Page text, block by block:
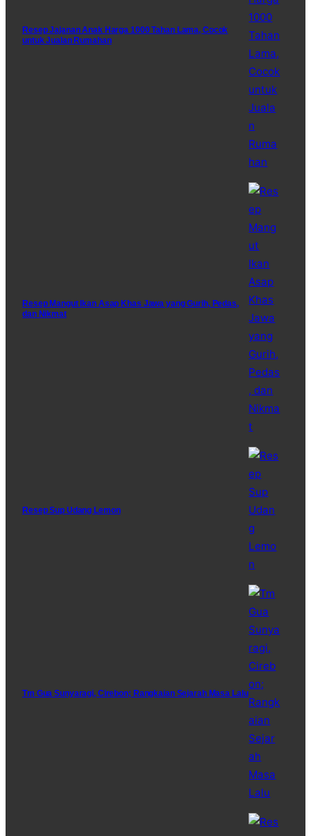
Resep Jajanan Anak Harga 1000 Tahan Lama, Cocok
untuk Jualan Rumahan
Resep Mangut Ikan Asap Khas Jawa yang Gurih, Pedas,
dan Nikmat
Resep Sup Udang Lemon
Tm Gua Sunyaragi, Cirebon; Rangkaian Sejarah Masa Lalu